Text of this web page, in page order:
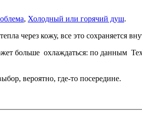
, Холодный или горячий душ.
через кожу, все это сохраняется
больше охлаждаться: по данным
вероятно, где-то посередине.